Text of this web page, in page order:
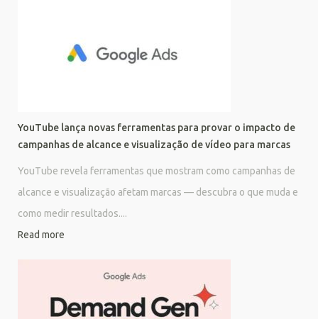
YouTube lança novas ferramentas para provar o impacto de
campanhas de alcance e visualização de vídeo para marcas
YouTube revela ferramentas que mostram como campanhas de
alcance e visualização afetam marcas — descubra o que muda e
como medir resultados....
Read more